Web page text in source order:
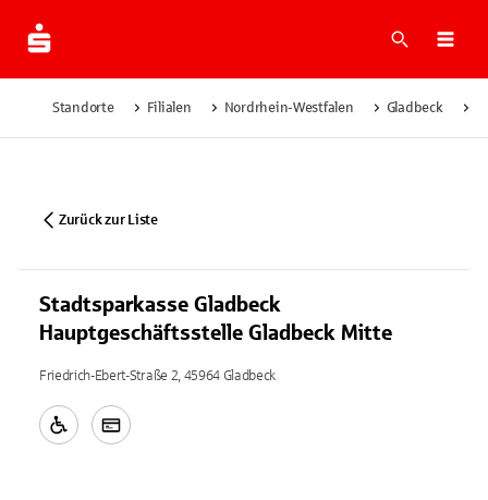
Suche
Standorte Filialen Nordrhein-Westfalen Gladbeck
Zurück zur Liste
Stadtsparkasse Gladbeck
Hauptgeschäftsstelle Gladbeck Mitte
Friedrich-Ebert-Straße 2, 45964 Gladbeck